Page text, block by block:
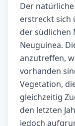
Der
erstreckt sich
der südlichen
Neuguinea.
anzutreffen,
vorhanden
Vegetation,
gleichzeitig
den letzten
jedoch